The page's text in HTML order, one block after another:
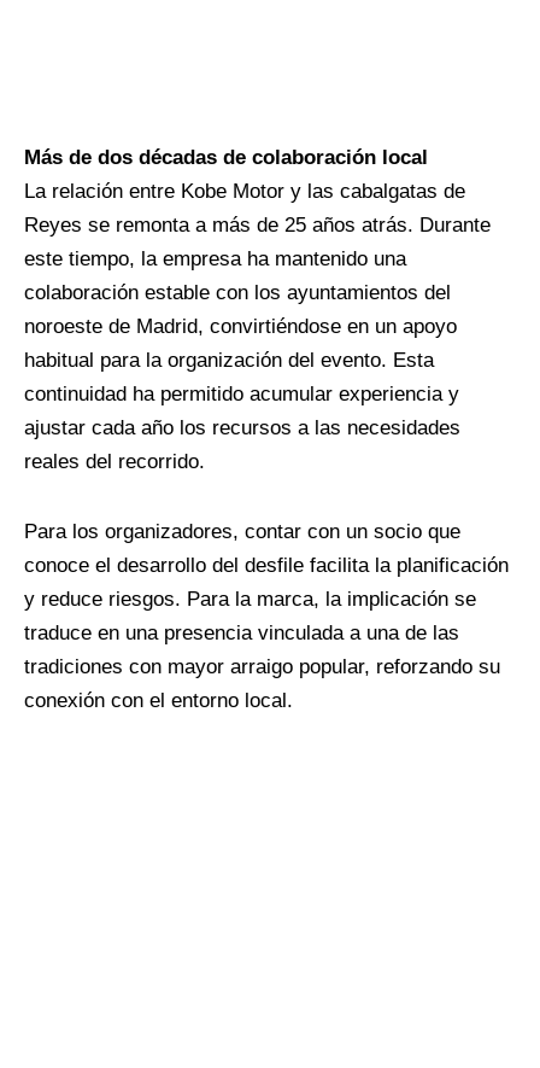
Más de dos décadas de colaboración local
La relación entre Kobe Motor y las cabalgatas de
Reyes se remonta a más de 25 años atrás. Durante
este tiempo, la empresa ha mantenido una
colaboración estable con los ayuntamientos del
noroeste de Madrid, convirtiéndose en un apoyo
habitual para la organización del evento. Esta
continuidad ha permitido acumular experiencia y
ajustar cada año los recursos a las necesidades
reales del recorrido.
Para los organizadores, contar con un socio que
conoce el desarrollo del desfile facilita la planificación
y reduce riesgos. Para la marca, la implicación se
traduce en una presencia vinculada a una de las
tradiciones con mayor arraigo popular, reforzando su
conexión con el entorno local.